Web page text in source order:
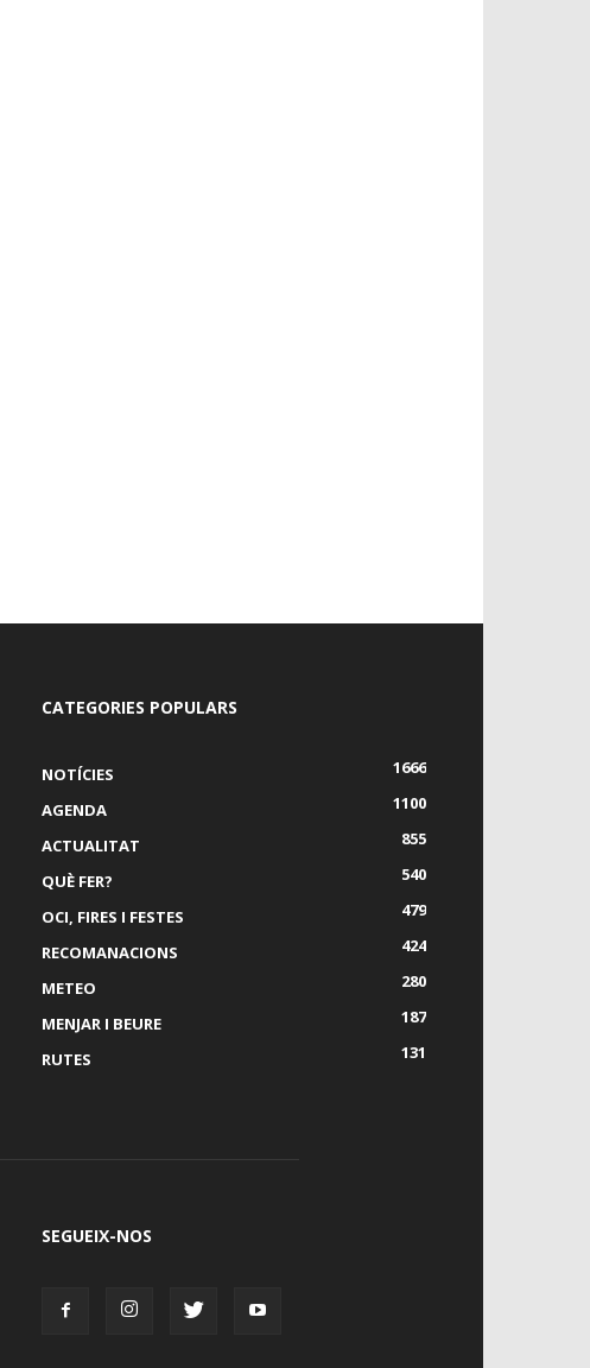
CATEGORIES POPULARS
NOTÍCIES
1666
AGENDA
1100
ACTUALITAT
855
QUÈ FER?
540
OCI, FIRES I FESTES
479
RECOMANACIONS
424
METEO
280
MENJAR I BEURE
187
RUTES
131
SEGUEIX-NOS